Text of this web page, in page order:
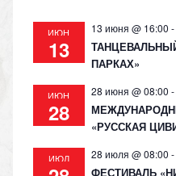
ИЮН
13
13 июня @ 16:00 -
ПАРКАХ»
ИЮН
28
28 июня @ 08:00 -
«РУССКАЯ
ИЮЛ 28 июля @ 08:00 -
ФЕСТИВАЛЬ